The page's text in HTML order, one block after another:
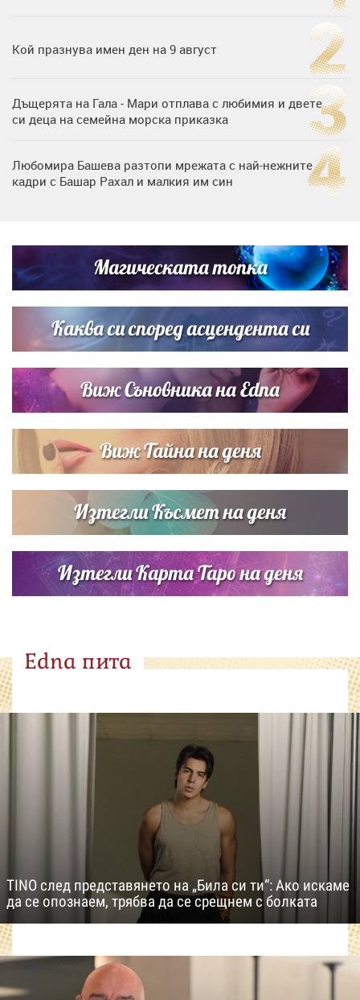
Кой празнува имен ден на 9 август
Дъщерята на Гала - Мари отплава с любимия и двете
си деца на семейна морска приказка
Любомира Башева разтопи мрежата с най-нежните
кадри с Башар Рахал и малкия им син
Димов издадоха своето любимо място
Дъщерята на Тодор Батков вдигна сватба, Стоичков и
Братя Аргирови я изненадаха с песен
Магическата топка
Каква си според асцендента си
Виж Съновника на Edna
Виж Тайна на деня
Изтегли Късмет на деня
Изтегли Карта Таро на деня
Edna пита
TINO след представянето на „Била си ти“: Ако искаме
да се опознаем, трябва да се срещнем с болката